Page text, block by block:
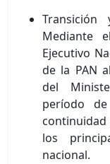
Transición
Mediante
Ejecutivo
de la PAN
del
período
continuidad
los
nacional.